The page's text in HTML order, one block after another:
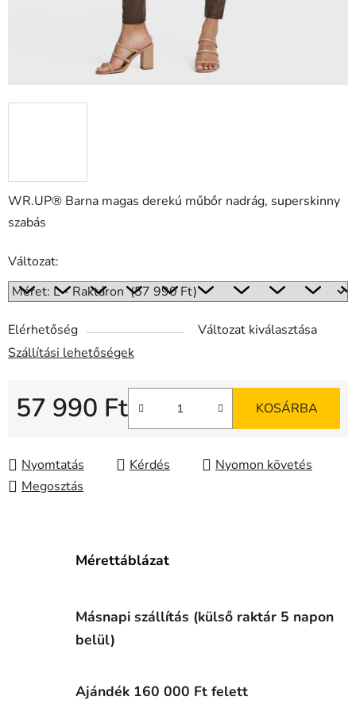
WR.UP® Barna magas derekú műbőr nadrág, superskinny
szabás
Változat:
Elérhetőség
Változat kiválasztása
Szállítási lehetőségek
57 990 Ft KOSÁRBA
Nyomtatás Kérdés
Nyomon követés
Megosztás
Mérettáblázat
Másnapi szállítás (külső raktár 5 napon
belül)
Ajándék 160 000 Ft felett